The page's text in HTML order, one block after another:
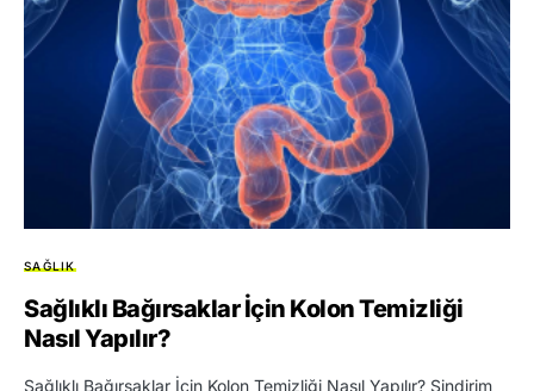
SAĞLIK
Sağlıklı Bağırsaklar İçin Kolon Temizliği
Nasıl Yapılır?
Sağlıklı Bağırsaklar İçin Kolon Temizliği Nasıl Yapılır? Sindirim